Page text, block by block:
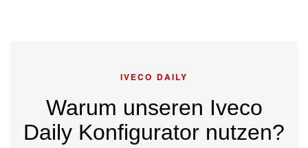
IVECO DAILY
Warum unseren Iveco
Daily Konfigurator nutzen?